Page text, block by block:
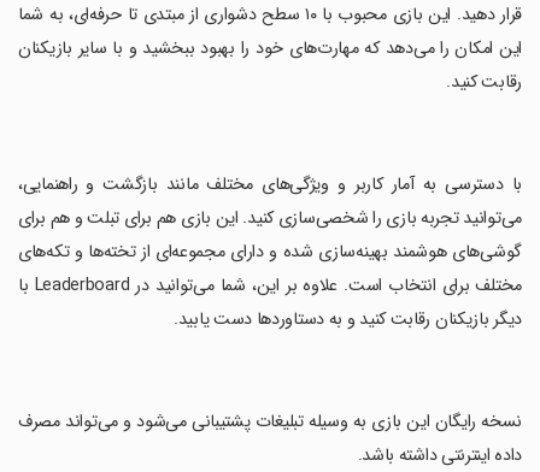
قرار دهید. این بازی محبوب با ۱۰ سطح دشواری از مبتدی تا حرفه‌ای، به شما
این امکان را می‌دهد که مهارت‌های خود را بهبود ببخشید و با سایر بازیکنان
رقابت کنید.
‏با دسترسی به آمار کاربر و ویژگی‌های مختلف مانند بازگشت و راهنمایی،
می‌توانید تجربه بازی را شخصی‌سازی کنید. این بازی هم برای تبلت و هم برای
گوشی‌های هوشمند بهینه‌سازی شده و دارای مجموعه‌ای از تخته‌ها و تکه‌های
مختلف برای انتخاب است. علاوه بر این، شما می‌توانید در Leaderboard با
دیگر بازیکنان رقابت کنید و به دستاوردها دست یابید.
‏نسخه رایگان این بازی به وسیله تبلیغات پشتیبانی می‌شود و می‌تواند مصرف
داده اینترنتی داشته باشد.